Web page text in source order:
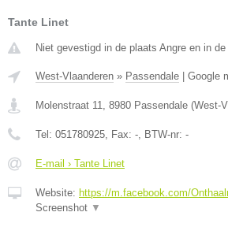
Tante Linet
Niet gevestigd in de plaats Angre en in de
West-Vlaanderen » Passendale Google
Molenstraat 11 8980 Passendale (West-
Tel: 051780925 , Fax: - , BTW-nr: -
E-mail › Tante Linet
Website: https://m.facebook.com/
Screenshot ▼